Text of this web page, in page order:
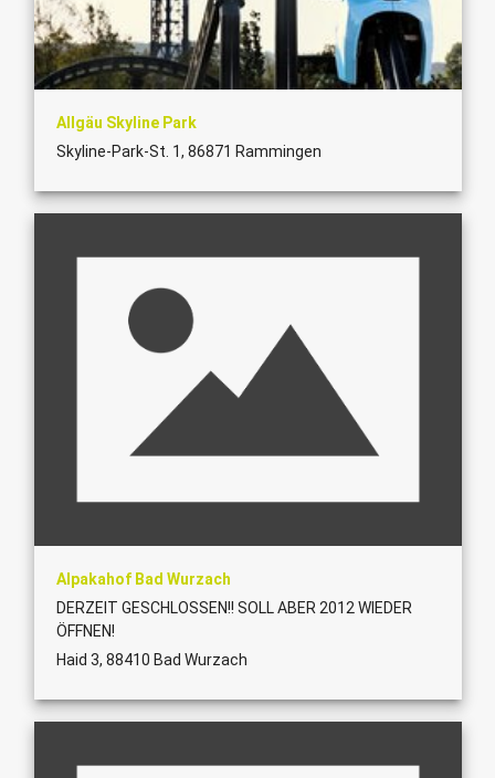
Allgäu Skyline Park
Skyline-Park-St. 1, 86871 Rammingen
Alpakahof Bad Wurzach
DERZEIT GESCHLOSSEN!! SOLL ABER 2012 WIEDER
ÖFFNEN!
Haid 3, 88410 Bad Wurzach